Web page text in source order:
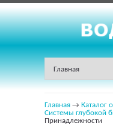
Главная → Каталог
Системы глубокой
Принадлежности